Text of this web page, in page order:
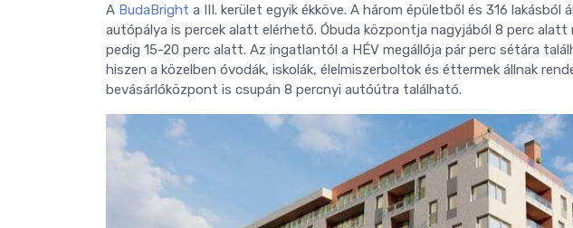
A BudaBright a III. kerület egyik ékköve. A három épületből és 316 lakásból
autópálya is percek alatt elérhető. Óbuda központja nagyjából 8 perc
pedig 15-20 perc alatt. Az ingatlantól a HÉV megállója pár perc sétára
hiszen a közelben óvodák, iskolák, élelmiszerboltok és éttermek állnak
bevásárlóközpont is csupán 8 percnyi autóútra található.